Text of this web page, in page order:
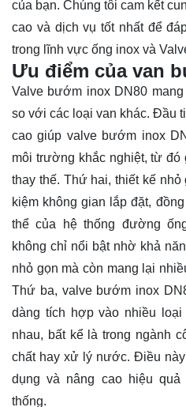
của bạn. Chúng tôi cam kết
cao và dịch vụ tốt nhất để
trong lĩnh vực ống inox và
Ưu điểm của van
Valve bướm inox DN80
so với các loại van khác. Đầu
cao giúp valve bướm inox
môi trường khắc nghiệt, từ đó
thay thế. Thứ hai, thiết kế
kiệm không gian lắp đặt,
thể của hệ thống đường
không chỉ nổi bật nhờ khả
nhỏ gọn mà còn mang lại
Thứ ba, valve bướm inox
dàng tích hợp vào nhiều
nhau, bất kể là trong ngành
chất hay xử lý nước. Điều
dụng và nâng cao hiệu
thống.